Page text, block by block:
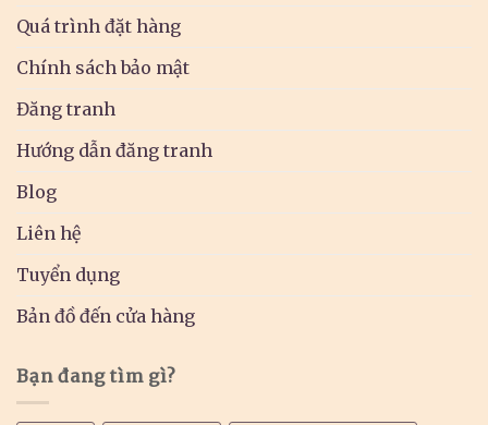
Quá trình đặt hàng
Chính sách bảo mật
Đăng tranh
Hướng dẫn đăng tranh
Blog
Liên hệ
Tuyển dụng
Bản đồ đến cửa hàng
Bạn đang tìm gì?